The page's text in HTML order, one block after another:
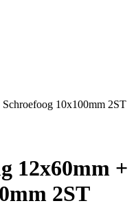
10x100mm 2ST
12x60mm +
2ST